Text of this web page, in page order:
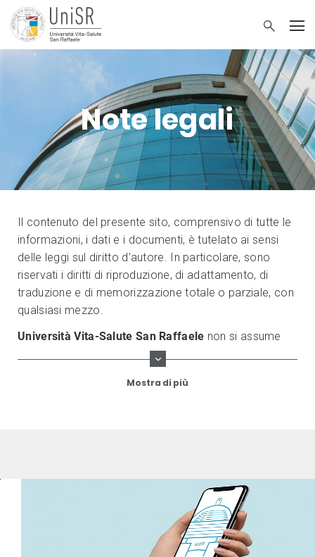
Note legali
Il contenuto del presente sito, comprensivo di tutte le
informazioni, i dati e i documenti, è tutelato ai sensi
delle leggi sul diritto d’autore. In particolare, sono
riservati i diritti di riproduzione, di adattamento, di
traduzione e di memorizzazione totale o parziale, con
qualsiasi mezzo.
Università Vita-Salute San Raffaele non si assume
alcuna responsabilità in relazione sia all’uso che terzi
potranno fare di quanto pubblicato sul sito, sia per
eventuali danni subiti direttamente o indirettamente
Mostra di più